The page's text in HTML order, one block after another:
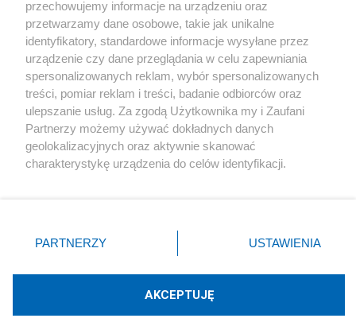
Kultura
X Facebook Instagram Youtube
Technologię dostarcza:W3media.pl
przechowujemy informacje na urządzeniu oraz
przetwarzamy dane osobowe, takie jak unikalne
identyfikatory, standardowe informacje wysyłane przez
urządzenie czy dane przeglądania w celu zapewniania
spersonalizowanych reklam, wybór spersonalizowanych
treści, pomiar reklam i treści, badanie odbiorców oraz
ulepszanie usług. Za zgodą Użytkownika my i Zaufani
Partnerzy możemy używać dokładnych danych
geolokalizacyjnych oraz aktywnie skanować
charakterystykę urządzenia do celów identyfikacji.
zmienić/wycofać klikając przycisk ustawień prywatności
znajdujący się w lewym dolnym rogu strony
rodzaje przetwarzania danych nie wymagają zgody
użytkownika, ale masz prawo sprzeciwić się takiemu
PARTNERZY USTAWIENIA
AKCEPTUJĘ